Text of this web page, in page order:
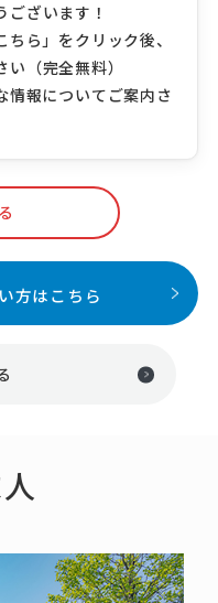
ざいます！
ら」をクリック後、
（完全無料）
情報についてご案内さ
方はこちら